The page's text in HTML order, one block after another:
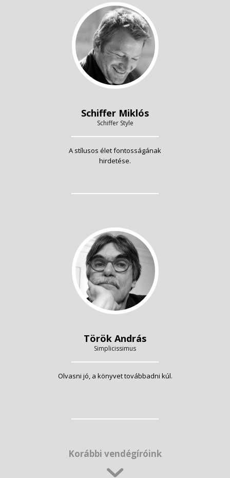
Schiffer Miklós
Schiffer Style
A stílusos élet fontosságának
hirdetése.
Török András
Simplicissimus
Olvasni jó, a könyvet továbbadni kúl.
Korábbi vendégíróink